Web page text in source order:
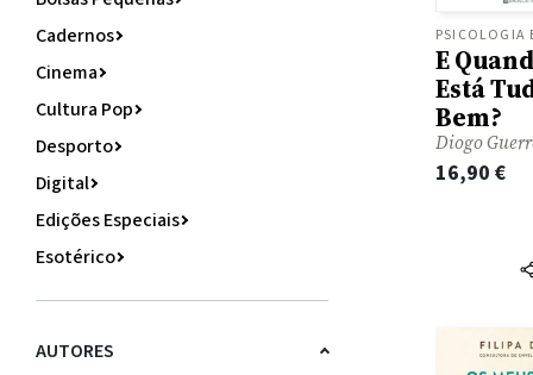
Cadernos
Cinema
Cultura Pop
Desporto
Digital
Edições Especiais
Esotérico
Fotografia
AUTORES
E
Está
Bem?
Diogo
16,90 €